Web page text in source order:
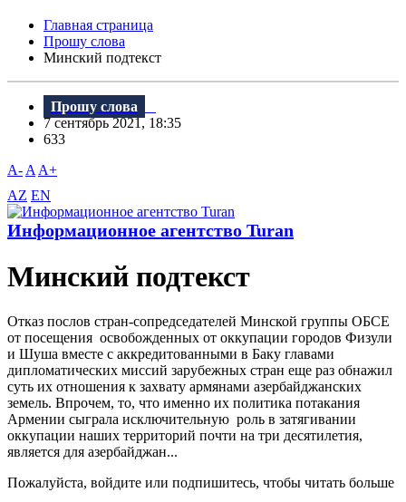
Главная страница
Прошу слова
Минский подтекст
Прошу слова
7 сентябрь 2021, 18:35
633
A- A A+
AZ EN
Информационное агентство Turan
Минский подтекст
Отказ послов стран-сопредседателей Минской группы ОБСЕ
от посещения освобожденных от оккупации городов Физули
и Шуша вместе с аккредитованными в Баку главами
дипломатических миссий зарубежных стран еще раз обнажил
суть их отношения к захвату армянами азербайджанских
земель. Впрочем, то, что именно их политика потакания
Армении сыграла исключительную роль в затягивании
оккупации наших территорий почти на три десятилетия,
является для азербайджан...
Пожалуйста, войдите или подпишитесь, чтобы читать больше